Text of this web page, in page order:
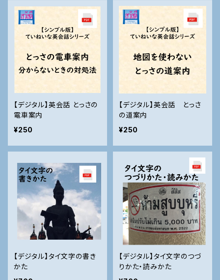
【デジタル】英会話 とっさの
電車案内
¥250
【デジタル】英会話 とっさ
の道案内
¥250
【デジタル】タイ文字の書き
かた
【デジタル】タイ文字のつづ
りかた・読みかた